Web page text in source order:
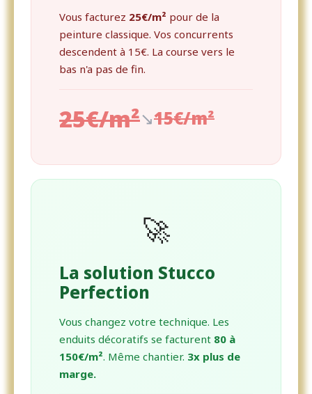
Vous facturez 25€/m² pour de la
peinture classique. Vos concurrents
descendent à 15€. La course vers le
bas n'a pas de fin.
25€/m²↘15€/m²
🚀
La solution Stucco
Perfection
Vous changez votre technique. Les
enduits décoratifs se facturent 80 à
150€/m². Même chantier. 3x plus de
marge.